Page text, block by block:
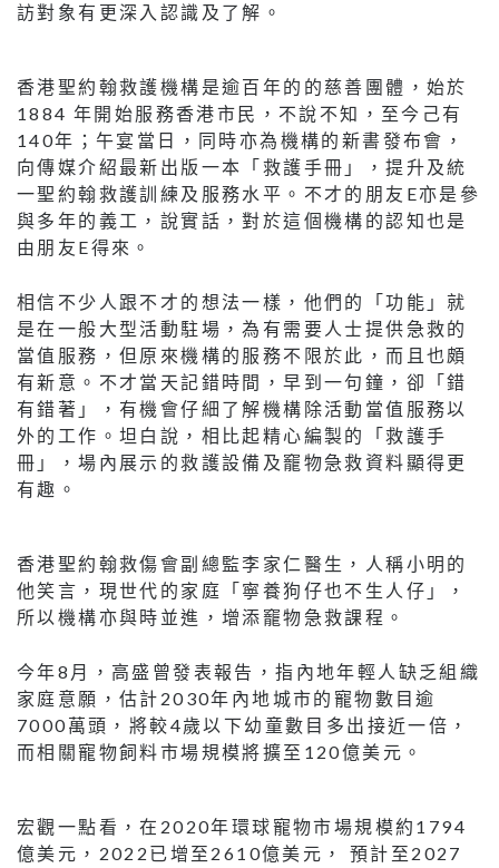
訪對象有更深入認識及了解。
香港聖約翰救護機構是逾百年的的慈善團體，始於
1884 年開始服務香港市民，不說不知，至今己有
140年；午宴當日，同時亦為機構的新書發布會，
向傳媒介紹最新出版一本「救護手冊」，提升及統
一聖約翰救護訓練及服務水平。不才的朋友E亦是參
與多年的義工，說實話，對於這個機構的認知也是
由朋友E得來。
相信不少人跟不才的想法一樣，他們的「功能」就
是在一般大型活動駐場，為有需要人士提供急救的
當值服務，但原來機構的服務不限於此，而且也頗
有新意。不才當天記錯時間，早到一句鐘，卻「錯
有錯著」，有機會仔細了解機構除活動當值服務以
外的工作。坦白說，相比起精心編製的「救護手
冊」，場內展示的救護設備及竉物急救資料顯得更
有趣。
香港聖約翰救傷會副總監李家仁醫生，人稱小明的
他笑言，現世代的家庭「寧養狗仔也不生人仔」，
所以機構亦與時並進，增添竉物急救課程。
今年8月，高盛曾發表報告，指內地年輕人缺乏組織
家庭意願，估計2030年內地城市的寵物數目逾
7000萬頭，將較4歲以下幼童數目多出接近一倍，
而相關寵物飼料市場規模將擴至120億美元。
宏觀一點看，在2020年環球寵物市場規模約1794
億美元，2022已增至2610億美元， 預計至2027